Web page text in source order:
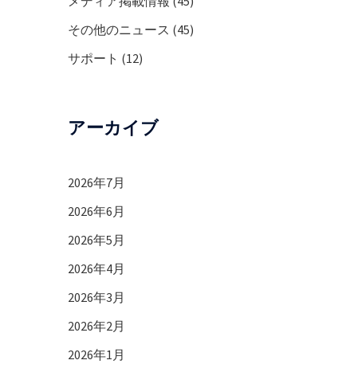
その他のニュース (45)
サポート (12)
アーカイブ
2026年7月
2026年6月
2026年5月
2026年4月
2026年3月
2026年2月
2026年1月